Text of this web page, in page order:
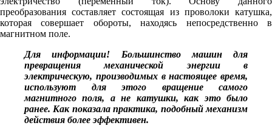
преобразования составляет состоящая из проволоки катушка,
которая совершает обороты, находясь непосредственно в
магнитном поле.
Для информации! Большинство машин для
превращения механической энергии в
электрическую, производимых в настоящее время,
используют для этого вращение самого
магнитного поля, а не катушки, как это было
ранее. Как показала практика, подобный механизм
действия более эффективен.